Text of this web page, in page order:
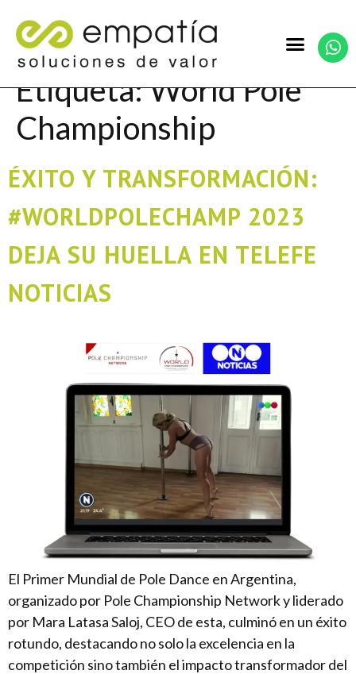
Etiqueta:World Pole
Championship
ÉXITO Y TRANSFORMACIÓN:
#WORLDPOLECHAMP 2023
DEJA SU HUELLA EN TELEFE
NOTICIAS
El Primer Mundial de Pole Dance en Argentina,
organizado por Pole Championship Network y liderado
por Mara Latasa Saloj, CEO de esta, culminó en un éxito
rotundo, destacando no solo la excelencia en la
competición sino también el impacto transformador del